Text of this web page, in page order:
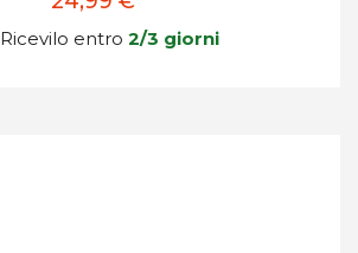
Ricevilo entro 2/3 giorni